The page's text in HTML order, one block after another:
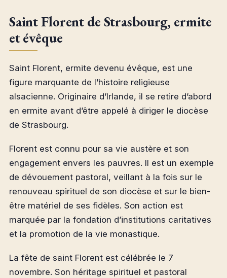
Saint Florent de Strasbourg, ermite
et évêque
Saint Florent, ermite devenu évêque, est une
figure marquante de l’histoire religieuse
alsacienne. Originaire d’Irlande, il se retire d’abord
en ermite avant d’être appelé à diriger le diocèse
de Strasbourg.
Florent est connu pour sa vie austère et son
engagement envers les pauvres. Il est un exemple
de dévouement pastoral, veillant à la fois sur le
renouveau spirituel de son diocèse et sur le bien-
être matériel de ses fidèles. Son action est
marquée par la fondation d’institutions caritatives
et la promotion de la vie monastique.
La fête de saint Florent est célébrée le 7
novembre. Son héritage spirituel et pastoral